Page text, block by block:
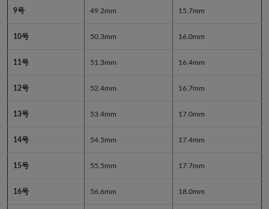
9号 49.2mm 15.7mm
10号 50.3mm 16.0mm
11号 51.3mm 16.4mm
12号 52.4mm 16.7mm
13号 53.4mm 17.0mm
14号 54.5mm 17.4mm
15号 55.5mm 17.7mm
16号 56.6mm 18.0mm